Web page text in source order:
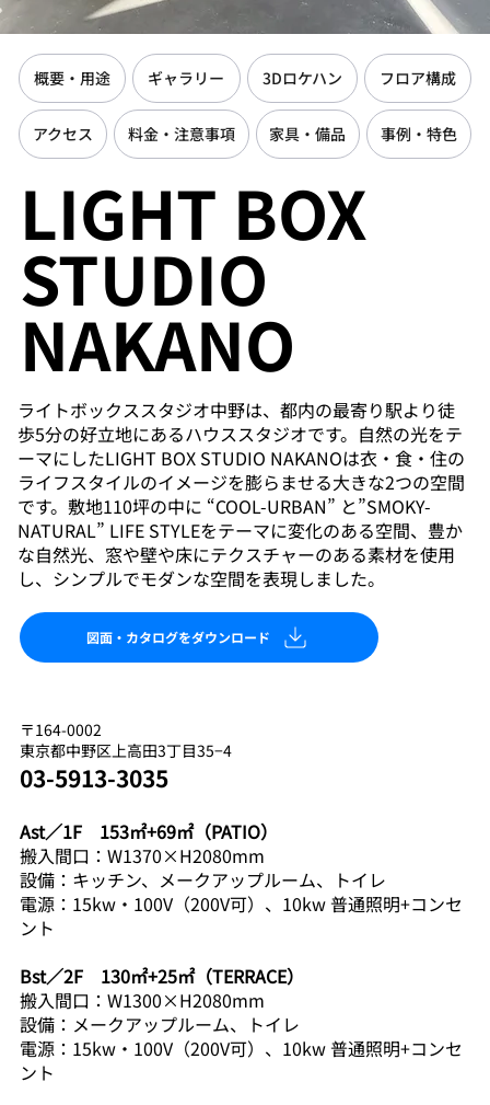
概要・用途 ギャラリー 3Dロケハン フロア構成
アクセス 料金・注意事項 家具・備品 事例・特色
LIGHT BOX
STUDIO
NAKANO
ライトボックススタジオ中野は、都内の最寄り駅より徒
歩5分の好立地にあるハウススタジオです。自然の光をテ
ーマにしたLIGHT BOX STUDIO NAKANOは衣・食・住の
ライフスタイルのイメージを膨らませる大きな2つの空間
です。敷地110坪の中に “COOL-URBAN” と”SMOKY-
NATURAL” LIFE STYLEをテーマに変化のある空間、豊か
な自然光、窓や壁や床にテクスチャーのある素材を使用
し、シンプルでモダンな空間を表現しました。
図面・カタログをダウンロード
〒164-0002
東京都中野区上高田3丁目35−4
03-5913-3035
Ast／1F 153㎡+69㎡（PATIO）
搬入間口：W1370×H2080mm
設備：キッチン、メークアップルーム、トイレ
電源：15kw・100V（200V可）、10kw 普通照明+コンセ
ント
Bst／2F 130㎡+25㎡（TERRACE）
搬入間口：W1300×H2080mm
設備：メークアップルーム、トイレ
電源：15kw・100V（200V可）、10kw 普通照明+コンセ
ント